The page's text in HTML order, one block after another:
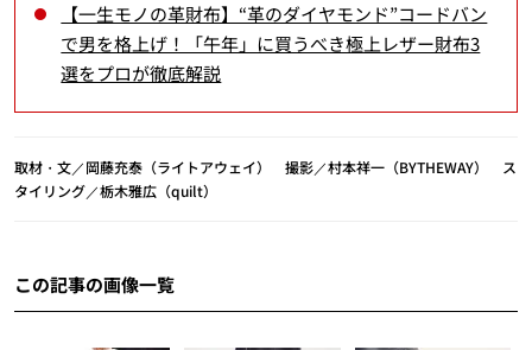
【一生モノの革財布】“革のダイヤモンド”コードバン
で男を格上げ！「午年」に買うべき極上レザー財布3
選をプロが徹底解説
取材・文／岡藤充泰（ライトアウェイ） 撮影／村本祥一（BYTHEWAY） ス
タイリング／栃木雅広（quilt）
この記事の画像一覧